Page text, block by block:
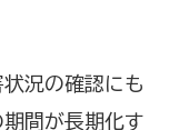
況の確認にも
間が長期化す